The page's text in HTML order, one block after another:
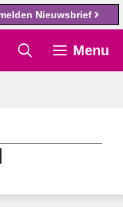
Nieuwsbrief
Menu